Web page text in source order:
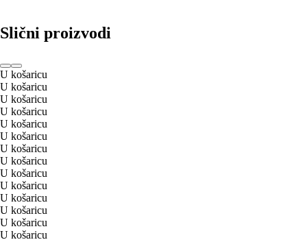
Slični proizvodi
U košaricu
U košaricu
U košaricu
U košaricu
U košaricu
U košaricu
U košaricu
U košaricu
U košaricu
U košaricu
U košaricu
U košaricu
U košaricu
U košaricu